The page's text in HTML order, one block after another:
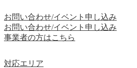
お問い合わせ/イベント申し込み
お問い合わせ/イベント申し込み
事業者の方はこちら
対応エリア